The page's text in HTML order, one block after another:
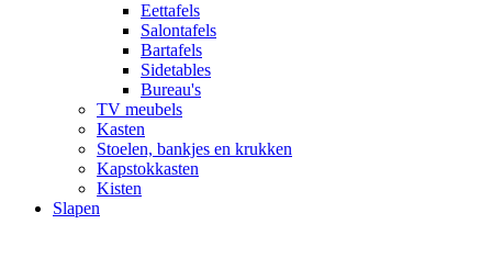
Eettafels
Salontafels
Bartafels
Sidetables
Bureau's
TV meubels
Kasten
Stoelen, bankjes en krukken
Kapstokkasten
Kisten
Slapen